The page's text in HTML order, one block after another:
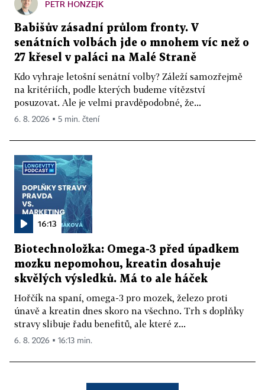
PETR HONZEJK
Babišův zásadní průlom fronty. V
senátních volbách jde o mnohem víc než o
27 křesel v paláci na Malé Straně
Kdo vyhraje letošní senátní volby? Záleží samozřejmě
na kritériích, podle kterých budeme vítězství
posuzovat. Ale je velmi pravděpodobné, že...
6. 8. 2026 ▪ 5 min. čtení
16:13
Biotechnoložka: Omega-3 před úpadkem
mozku nepomohou, kreatin dosahuje
skvělých výsledků. Má to ale háček
Hořčík na spaní, omega-3 pro mozek, železo proti
únavě a kreatin dnes skoro na všechno. Trh s doplňky
stravy slibuje řadu benefitů, ale které z...
6. 8. 2026 ▪ 16:13 min.